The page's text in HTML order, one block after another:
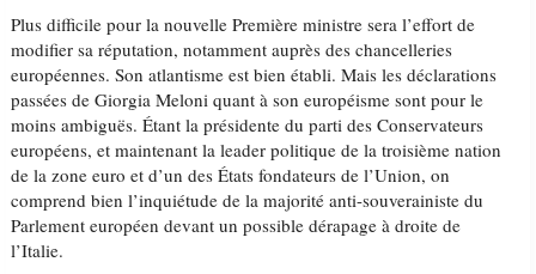
Plus difficile pour la nouvelle Première ministre sera l’effort de
modifier sa réputation, notamment auprès des chancelleries
européennes. Son atlantisme est bien établi. Mais les déclarations
passées de Giorgia Meloni quant à son européisme sont pour le
moins ambiguës. Étant la présidente du parti des Conservateurs
européens, et maintenant la leader politique de la troisième nation
de la zone euro et d’un des États fondateurs de l’Union, on
comprend bien l’inquiétude de la majorité anti-souverainiste du
Parlement européen devant un possible dérapage à droite de
l’Italie.